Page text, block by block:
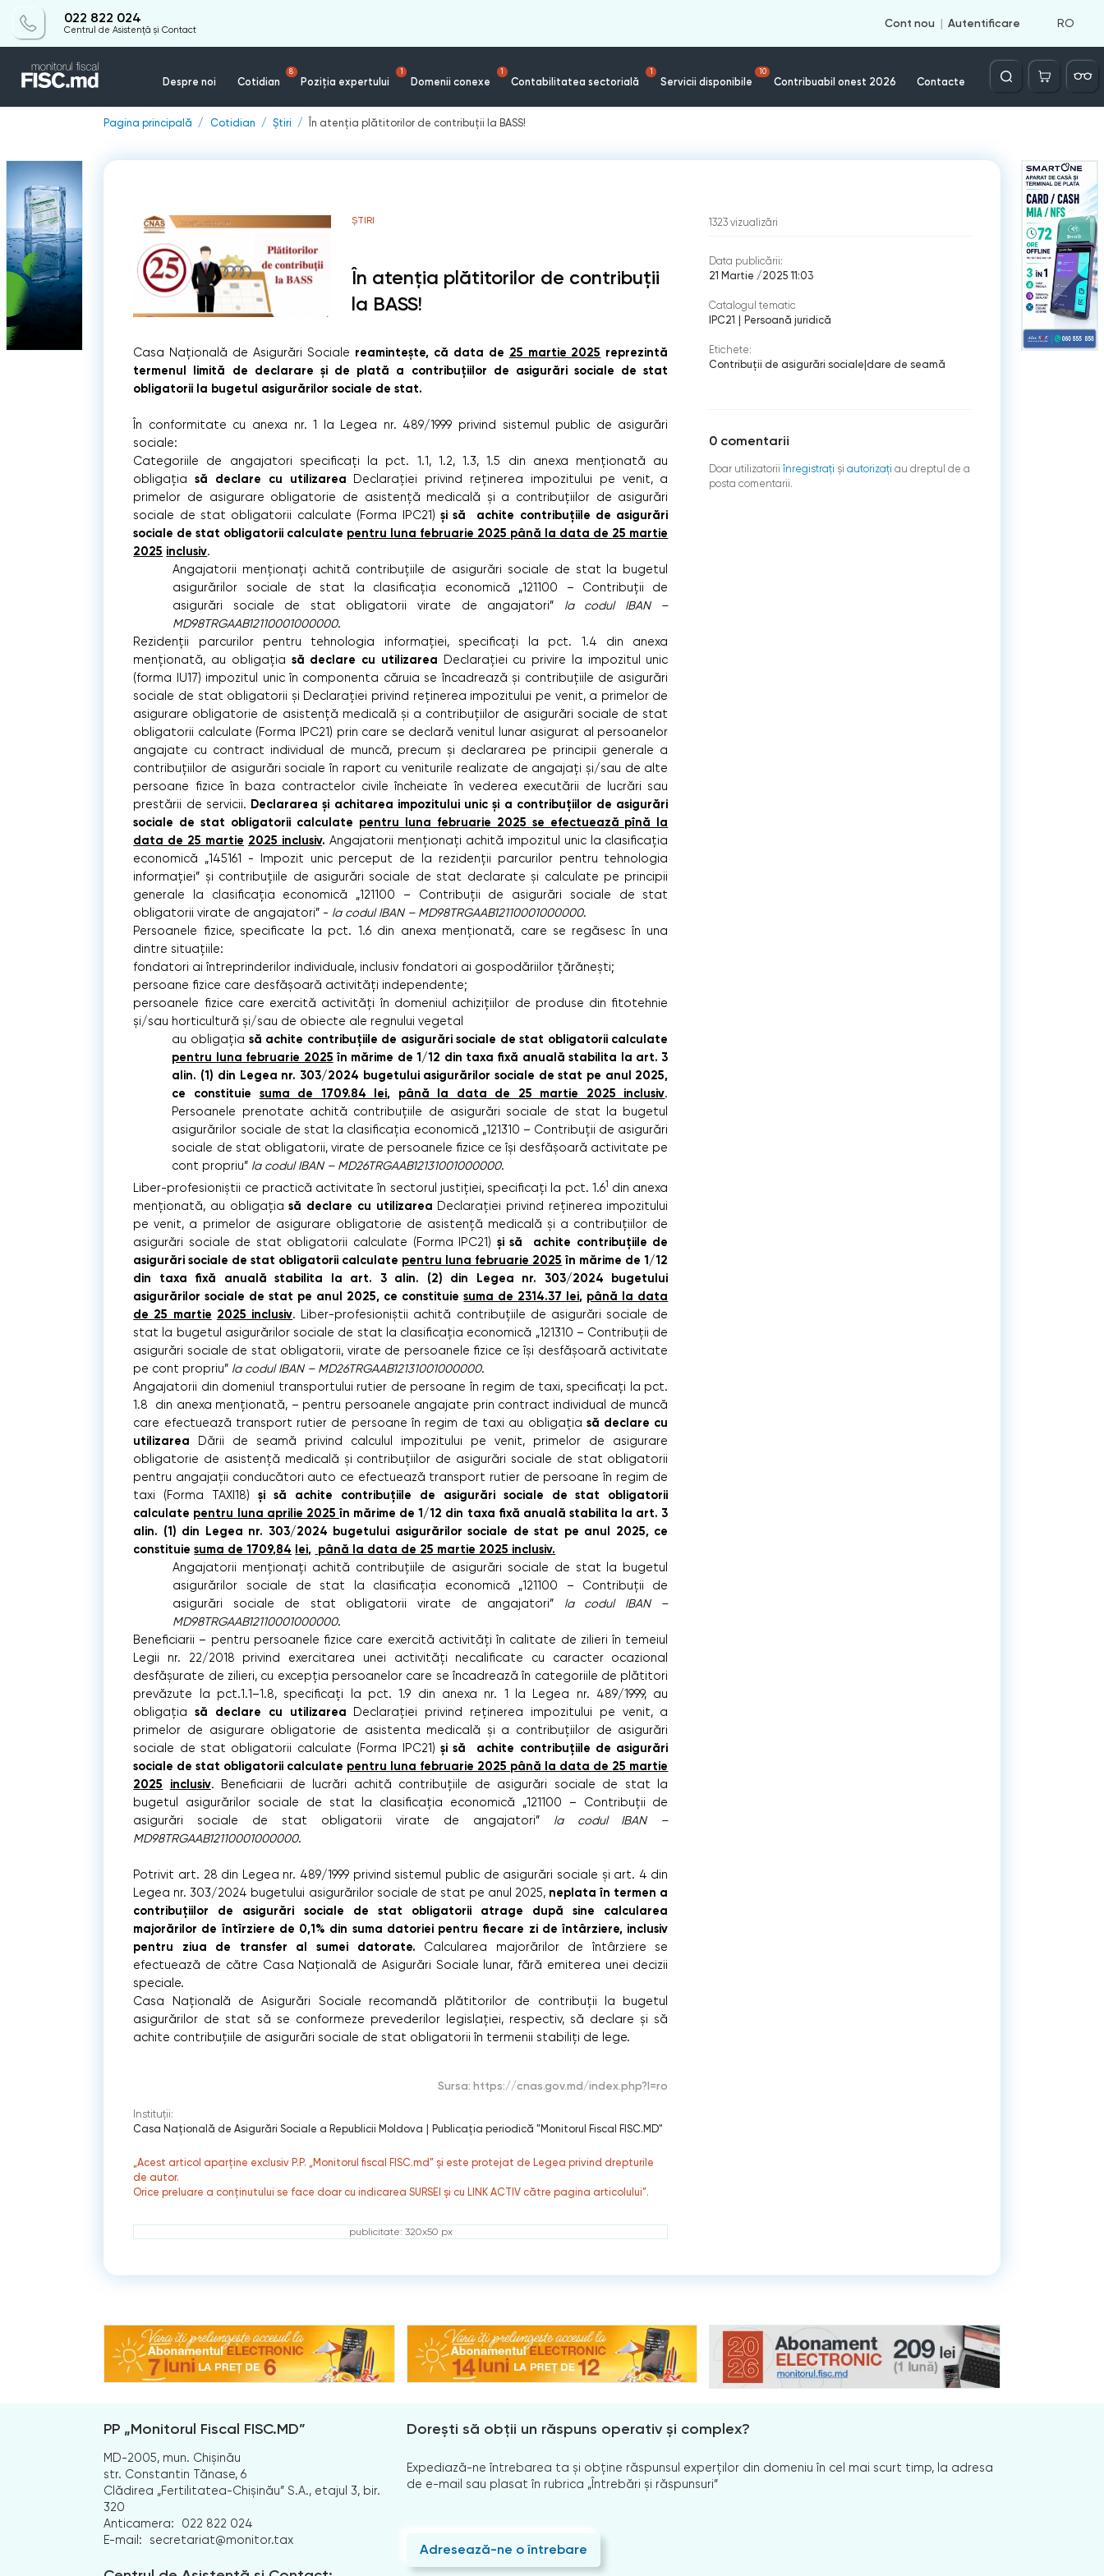
022 822 024
Centrul de Asistență și Contact
Cont nou Autentificare RO
Despre noi Cotidian
8
Poziția expertului
1
Domenii conexe
1
Contabilitatea sectorială
1
Servicii disponibile
10
Contribuabil onest 2026 Contacte
Căutare
Pagina principală Cotidian Știri În atenţia plătitorilor de contribuţii la BASS!
ȘTIRI
În atenţia plătitorilor de contribuţii
la BASS!
Casa Națională de Asigurări Sociale reamintește, că data de 25 martie 2025 reprezintă
termenul limită de declarare şi de plată a contribuțiilor de asigurări sociale de stat
obligatorii la bugetul asigurărilor sociale de stat.
În conformitate cu anexa nr. 1 la Legea nr. 489/1999 privind sistemul public de asigurări
sociale:
Categoriile de angajatori specificaţi la pct. 1.1, 1.2, 1.3, 1.5 din anexa menționată au
obligațiasă declare cu utilizarea
Declarației privind reținerea impozitului pe venit, a
primelor de asigurare obligatorie de asistență medicală şi a contribuțiilor de asigurări
sociale de stat obligatorii calculate (Forma IPC21)şi să achite contribuțiile de asigurări
sociale de stat obligatorii calculate pentru luna februarie 2025 până la data de 25 martie
2025 inclusiv.
Angajatorii menționați achită contribuțiile de asigurări sociale de stat la bugetul
asigurărilor sociale de stat la clasificația economică „121100 – Contribuții de
asigurări sociale de stat obligatorii virate de angajatori” la codul IBAN –
MD98TRGAAB12110001000000.
Rezidenții parcurilor pentru tehnologia informației, specificați la pct. 1.4 din anexa
menționată, au obligația să declare cu utilizarea
Declarației cu privire la impozitul unic
(forma IU17) impozitul unic în componenta căruia se încadrează şi contribuțiile de asigurări
sociale de stat obligatorii şi Declarației privind reținerea impozitului pe venit, a primelor de
asigurare obligatorie de asistență medicală şi a contribuțiilor de asigurări sociale de stat
obligatorii calculate (Forma IPC21) prin care se declară venitul lunar asigurat al persoanelor
angajate cu contract individual de muncă, precum şi declararea pe principii generale a
contribuțiilor de asigurări sociale în raport cu veniturile realizate de angajați şi/sau de alte
persoane fizice în baza contractelor civile încheiate în vederea executării de lucrări sau
prestării de servicii. Declararea şi achitarea impozitului unic şi a contribuțiilor de asigurări
sociale de stat obligatorii calculate pentru luna februarie 2025 se efectuează pînă la
data de 25 martie 2025 inclusiv. Angajatorii menționați achită impozitul unic la clasificația
economică „145161 - Impozit unic perceput de la rezidenții parcurilor pentru tehnologia
informației” şi contribuțiile de asigurări sociale de stat declarate şi calculate pe principii
generale la clasificația economică „121100 – Contribuții de asigurări sociale de stat
obligatorii virate de angajatori” - la codul IBAN – MD98TRGAAB12110001000000.
Persoanele fizice, specificate la pct. 1.6 din anexa menționată, care se regăsesc în una
dintre situațiile:
fondatori ai întreprinderilor individuale, inclusiv fondatori ai gospodăriilor țărănești;
persoane fizice care desfășoară activități independente;
persoanele fizice care exercită activităţi în domeniul achizițiilor de produse din fitotehnie
și/sau horticultură și/sau de obiecte ale regnului vegetal
au obligaţia să achite contribuţiile de asigurări sociale de stat obligatorii calculate
pentru luna februarie 2025 în mărime de 1/12 din taxa fixă anuală stabilita la art. 3
alin. (1) din Legea nr. 303/2024 bugetului asigurărilor sociale de stat pe anul 2025,
ce constituie suma de 1709.84 lei, până la data de 25 martie 2025 inclusiv.
Persoanele prenotate achită contribuțiile de asigurări sociale de stat la bugetul
asigurărilor sociale de stat la clasificația economică „121310 – Contribuții de asigurări
sociale de stat obligatorii, virate de persoanele fizice ce îşi desfășoară activitate pe
cont propriu” la codul IBAN– MD26TRGAAB12131001000000.
Liber-profesioniștii ce practică activitate în sectorul justiției, specificați la pct. 1.61 din anexa
menționată, au obligațiasă declare cu utilizarea Declarației privind reținerea impozitului
pe venit, a primelor de asigurare obligatorie de asistență medicală şi a contribuțiilor de
asigurări sociale de stat obligatorii calculate (Forma IPC21) şi să achite contribuțiile de
asigurări sociale de stat obligatorii calculate pentru luna februarie 2025 în mărime de 1/12
din taxa fixă anuală stabilita la art. 3 alin. (2) din Legea nr. 303/2024 bugetului
asigurărilor sociale de stat pe anul 2025, ce constituiesuma de 2314.37 lei, până la data
de 25 martie 2025 inclusiv. Liber-profesioniștii achită contribuțiile de asigurări sociale de
stat la bugetul asigurărilor sociale de stat la clasificația economică „121310 – Contribuții de
asigurări sociale de stat obligatorii, virate de persoanele fizice ce își desfășoară activitate
pe cont propriu” la codul IBAN – MD26TRGAAB12131001000000.
Angajatorii din domeniul transportului rutier de persoane în regim de taxi, specificaţi la pct.
1.8 din anexa menționată, – pentru persoanele angajate prin contract individual de muncă
care efectuează transport rutier de persoane în regim de taxi au obligația să declare cu
utilizarea
Dării de seamă privind calculul impozitului pe venit, primelor de asigurare
obligatorie de asistență medicală şi contribuțiilor de asigurări sociale de stat obligatorii
pentru angajații conducători auto ce efectuează transport rutier de persoane în regim de
taxi (Forma TAXI18)
şi să achite contribuțiile de asigurări sociale de stat obligatorii
calculate pentru luna aprilie 2025în mărime de 1/12 din taxa fixă anuală stabilita la art. 3
alin. (1) din Legea nr. 303/2024 bugetului asigurărilor sociale de stat pe anul 2025, ce
constituiesuma de 1709,84 lei, până la data de 25 martie 2025 inclusiv.
Angajatorii menționați achită contribuțiile de asigurări sociale de stat la bugetul
asigurărilor sociale de stat la clasificația economică „121100 – Contribuții de
asigurări sociale de stat obligatorii virate de angajatori” la codul IBAN –
MD98TRGAAB12110001000000.
Beneficiarii – pentru persoanele fizice care exercită activități în calitate de zilieri în temeiul
Legii nr. 22/2018 privind exercitarea unei activități necalificate cu caracter ocazional
desfășurate de zilieri, cu excepția persoanelor care se încadrează în categoriile de plătitori
prevăzute la pct.1.1–1.8, specificați la pct. 1.9 din anexa nr. 1 la Legea nr. 489/1999, au
obligațiasă declare cu utilizarea
Declarației privind reținerea impozitului pe venit, a
primelor de asigurare obligatorie de asistenta medicală şi a contribuțiilor de asigurări
sociale de stat obligatorii calculate (Forma IPC21) şi să achite contribuțiile de asigurări
sociale de stat obligatorii calculate pentru luna februarie 2025 până la data de 25 martie
2025 inclusiv. Beneficiarii de lucrări achită contribuțiile de asigurări sociale de stat la
bugetul asigurărilor sociale de stat la clasificația economică „121100 – Contribuții de
asigurări sociale de stat obligatorii virate de angajatori” la codul IBAN –
MD98TRGAAB12110001000000.
Potrivit art. 28 din Legea nr. 489/1999 privind sistemul public de asigurări sociale şi art. 4 din
Legea nr. 303/2024 bugetului asigurărilor sociale de stat pe anul 2025, neplata în termen a
contribuţiilor de asigurări sociale de stat obligatorii atrage după sine calcularea
majorărilor de întîrziere de 0,1% din suma datoriei pentru fiecare zi de întârziere, inclusiv
pentru ziua de transfer al sumei datorate. Calcularea majorărilor de întârziere se
efectuează de către Casa Naţională de Asigurări Sociale lunar, fără emiterea unei decizii
speciale.
Casa Națională de Asigurări Sociale recomandă plătitorilor de contribuţii la bugetul
asigurărilor de stat să se conformeze prevederilor legislaţiei, respectiv, să declare şi să
achite contribuţiile de asigurări sociale de stat obligatorii în termenii stabiliți de lege.
Sursa:https://cnas.gov.md/index.php?l=ro
Instituții:
Casa Națională de Asigurări Sociale a Republicii Moldova
Publicaţia periodică "Monitorul Fiscal FISC.MD"
„Acest articol aparține exclusiv P.P. „Monitorul fiscal FISC.md” și este protejat de Legea privind drepturile
de autor.
Orice preluare a conținutului se face doar cu indicarea SURSEI și cu LINK ACTIV către pagina articolului”.
publicitate: 320x50 px
1323 vizualizări
Data publicării:
21 Martie /2025 11:03
Catalogul tematic
IPC21
Persoană juridică
Etichete:
Contribuţii de asigurări sociale dare de seamă
0 comentarii
Doar utilizatorii înregistraţi şi autorizați au dreptul de a
posta comentarii.
PP „Monitorul Fiscal FISC.MD”
MD-2005, mun. Chișinău
str. Constantin Tănase, 6
Clădirea „Fertilitatea-Chișinău” S.A., etajul 3, bir.
320
Anticamera:
022 822 024
E-mail:
secretariat@monitor.tax
Dorești să obții un răspuns operativ și complex?
Expediază-ne întrebarea ta și obține răspunsul experților din domeniu în cel mai scurt timp, la adresa
de e-mail sau plasat în rubrica „Întrebări și răspunsuri”
Adresează-ne o întrebare